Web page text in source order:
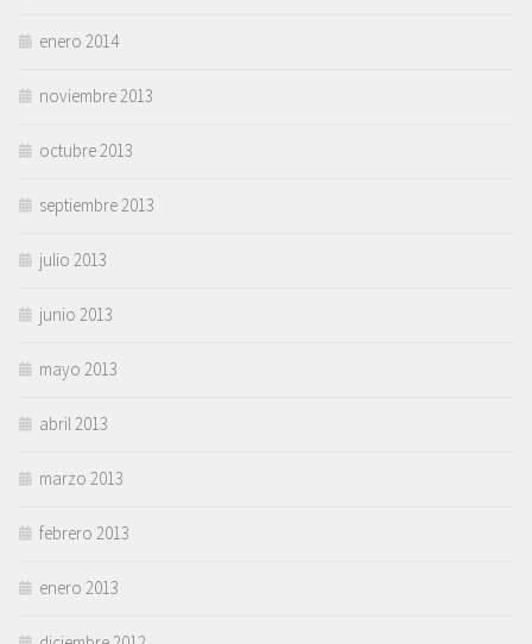
enero 2014
noviembre 2013
octubre 2013
septiembre 2013
julio 2013
junio 2013
mayo 2013
abril 2013
marzo 2013
febrero 2013
enero 2013